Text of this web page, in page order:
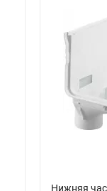
Нижняя